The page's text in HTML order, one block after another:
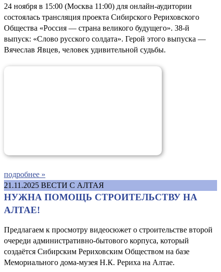
24 ноября в 15:00 (Москва 11:00) для онлайн-аудитории
состоялась трансляция проекта Сибирского Рериховского
Общества «Россия — страна великого будущего». 38-й
выпуск: «Слово русского солдата». Герой этого выпуска —
Вячеслав Явцев, человек удивительной судьбы.
подробнее »
21.11.2025 ВЕСТИ С АЛТАЯ
НУЖНА ПОМОЩЬ СТРОИТЕЛЬСТВУ НА
АЛТАЕ!
Предлагаем к просмотру видеосюжет о строительстве второй
очереди административно-бытового корпуса, который
создаётся Сибирским Рериховским Обществом на базе
Мемориального дома-музея Н.К. Рериха на Алтае.